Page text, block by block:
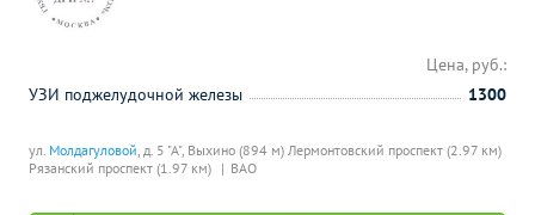
ул. Молдагуловой, д. 5 "А", Выхино (894 м) Лермонтовский проспект (2.97 км)
Рязанский проспект (1.97 км)
ВАО
Цена, руб.:
УЗИ поджелудочной железы
1300